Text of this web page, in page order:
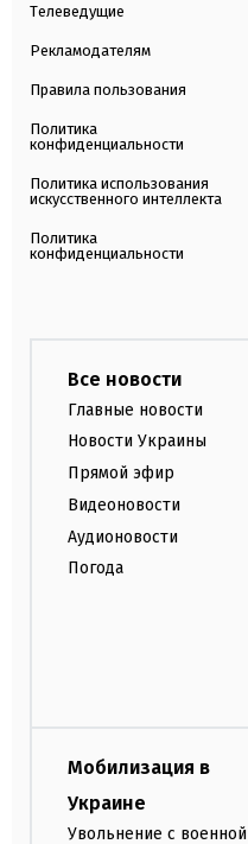
Телеведущие
Рекламодателям
Правила пользования
Политика
конфиденциальности
Политика использования
искусственного интеллекта
Политика
конфиденциальности
Все новости
Главные новости
Новости Украины
Прямой эфир
Видеоновости
Аудионовости
Погода
Мобилизация в
Украине
Увольнение с военной